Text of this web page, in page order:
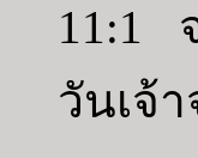
11:1
วันเจ้